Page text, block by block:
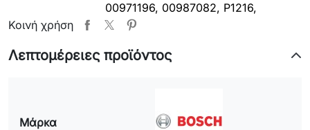
00971196, 00987082, P1216,
BKS4003, GPG3509002, 00WD00-
Κοινή χρήση
Λεπτομέρειες προϊόντος
Μάρκα